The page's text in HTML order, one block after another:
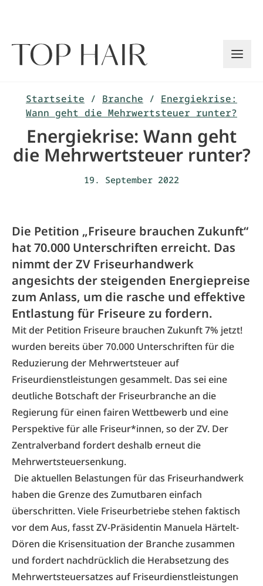
Startseite / Branche / Energiekrise:
Wann geht die Mehrwertsteuer runter?
Energiekrise: Wann geht
die Mehrwertsteuer runter?
19. September 2022
Die Petition „Friseure brauchen Zukunft“
hat 70.000 Unterschriften erreicht. Das
nimmt der ZV Friseurhandwerk
angesichts der steigenden Energiepreise
zum Anlass, um die rasche und effektive
Entlastung für Friseure zu fordern.
Mit der Petition Friseure brauchen Zukunft 7% jetzt!
wurden bereits über 70.000 Unterschriften für die
Reduzierung der Mehrwertsteuer auf
Friseurdienstleistungen gesammelt. Das sei eine
deutliche Botschaft der Friseurbranche an die
Regierung für einen fairen Wettbewerb und eine
Perspektive für alle Friseur*innen, so der ZV. Der
Zentralverband fordert deshalb erneut die
Mehrwertsteuersenkung.
Die aktuellen Belastungen für das Friseurhandwerk
haben die Grenze des Zumutbaren einfach
überschritten. Viele Friseurbetriebe stehen faktisch
vor dem Aus, fasst ZV-Präsidentin Manuela Härtelt-
Dören die Krisensituation der Branche zusammen
und fordert nachdrücklich die Herabsetzung des
Mehrwertsteuersatzes auf Friseurdienstleistungen